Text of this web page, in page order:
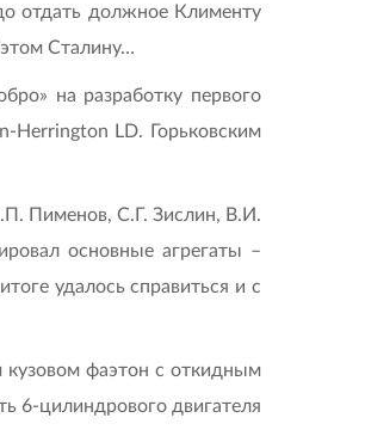
отдать должное Клименту
Сталину…
на разработку первого
Herrington LD. Горьковским
Пименов, С.Г. Зислин, В.И.
основные агрегаты –
удалось справиться и с
фаэтон с откидным
6-цилиндрового двигателя